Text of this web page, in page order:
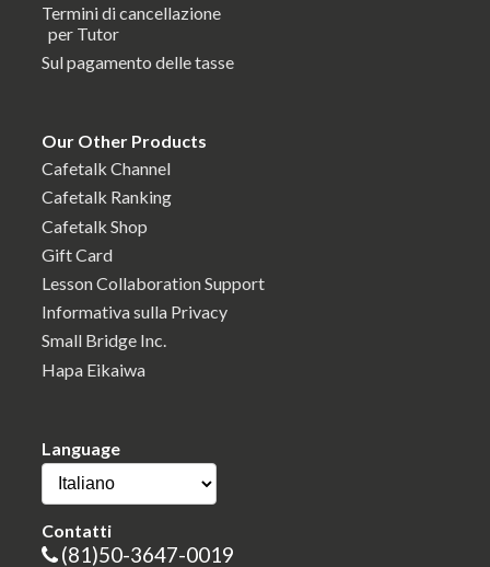
Termini di cancellazione
per Tutor
Sul pagamento delle tasse
Our Other Products
Cafetalk Channel
Cafetalk Ranking
Cafetalk Shop
Gift Card
Lesson Collaboration Support
Informativa sulla Privacy
Small Bridge Inc.
Hapa Eikaiwa
Language
Contatti
(81)50-3647-0019